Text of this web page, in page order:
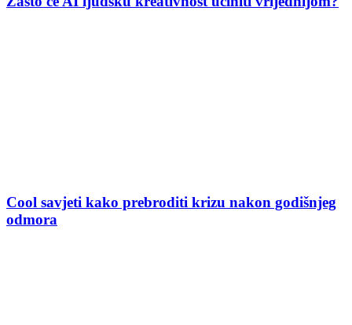
Cool savjeti kako prebroditi krizu nakon godišnjeg
odmora